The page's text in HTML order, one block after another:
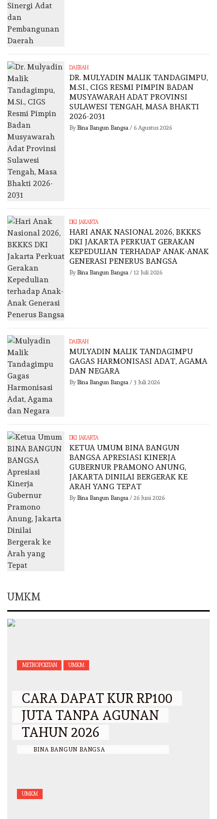
DAERAH
DR. MULYADIN MALIK TANDAGIMPU,
M.SI., CIGS RESMI PIMPIN BADAN
MUSYAWARAH ADAT PROVINSI
SULAWESI TENGAH, MASA BHAKTI
2026-2031
By Bina Bangun Bangsa/ 6 Agustus 2026
DKI JAKARTA
HARI ANAK NASIONAL 2026, BKKKS
DKI JAKARTA PERKUAT GERAKAN
KEPEDULIAN TERHADAP ANAK-ANAK
GENERASI PENERUS BANGSA
By Bina Bangun Bangsa/ 12 Juli 2026
DAERAH
MULYADIN MALIK TANDAGIMPU
GAGAS HARMONISASI ADAT, AGAMA
DAN NEGARA
By Bina Bangun Bangsa/ 3 Juli 2026
DKI JAKARTA
KETUA UMUM BINA BANGUN
BANGSA APRESIASI KINERJA
GUBERNUR PRAMONO ANUNG,
JAKARTA DINILAI BERGERAK KE
ARAH YANG TEPAT
By Bina Bangun Bangsa/ 26 Juni 2026
UMKM
METROPOLITAN UMKM
CARA DAPAT KUR RP100
JUTA TANPA AGUNAN
TAHUN 2026
BINA BANGUN BANGSA
UMKM